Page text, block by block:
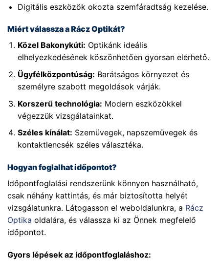
Digitális eszközök okozta szemfáradtság kezelése.
Miért válassza a Rácz Optikát?
Közel Bakonykúti: Optikánk ideális
elhelyezkedésének köszönhetően gyorsan elérhető.
Ügyfélközpontúság: Barátságos környezet és
személyre szabott megoldások várják.
Korszerű technológia: Modern eszközökkel
végezzük vizsgálatainkat.
Széles kínálat: Szemüvegek, napszemüvegek és
kontaktlencsék széles választéka.
Hogyan foglalhat időpontot?
Időpontfoglalási rendszerünk könnyen használható,
csak néhány kattintás, és már biztosította helyét
vizsgálatunkra. Látogasson el weboldalunkra, a Rácz
Optika oldalára, és válassza ki az Önnek megfelelő
időpontot.
Gyors lépések az időpontfoglaláshoz: